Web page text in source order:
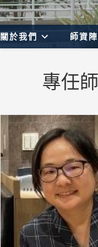
關於我們 師資
專任